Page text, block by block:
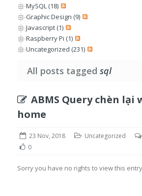
MySQL (18)
Graphic Design (9)
Javascript (1)
Raspberry Pi (1)
Uncategorized (231)
All posts tagged sql
ABMS Query chèn lại
home
23 Nov, 2018 Uncategorized
0
Sorry you have no rights to view this